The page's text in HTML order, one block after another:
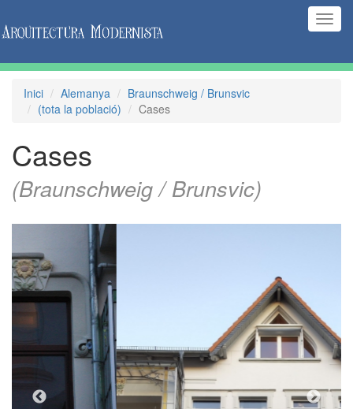
Inici Alemanya
Braunschweig / Brunsvic
(tota la població)
Cases
Cases
(Braunschweig / Brunsvic)